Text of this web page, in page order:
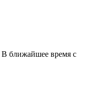
ближайшее время с